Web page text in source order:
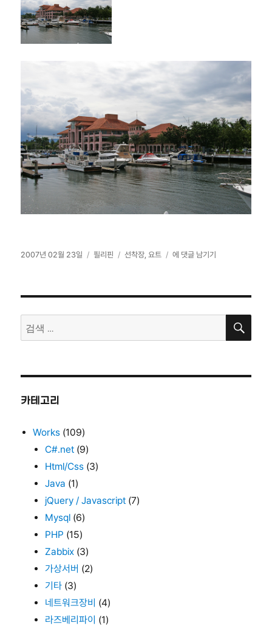
작
2007년 02월 23일
카
필리핀
태
선착장,요트
요
에 댓글 남기기
검
색:
검
카테고리
Works (109)
C#.net (9)
Html/Css (3)
Java (1)
jQuery / Javascript (7)
Mysql (6)
PHP (15)
Zabbix (3)
가상서버 (2)
기타 (3)
네트워크장비 (4)
라즈베리파이 (1)